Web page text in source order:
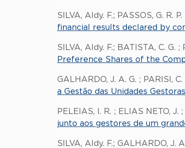
SILVA, Aldy. F.; PASSOS, G. R.
financial results declared by
SILVA, Aldy. F.; BATISTA, C. G. ;
Preference Shares of the
GALHARDO, J. A. G. ; PARISI,
a Gestão das Unidades Gestoras
PELEIAS, I. R. ; ELIAS NETO, J.
junto aos gestores de um
SILVA, Aldy. F.; GALHARDO, J.